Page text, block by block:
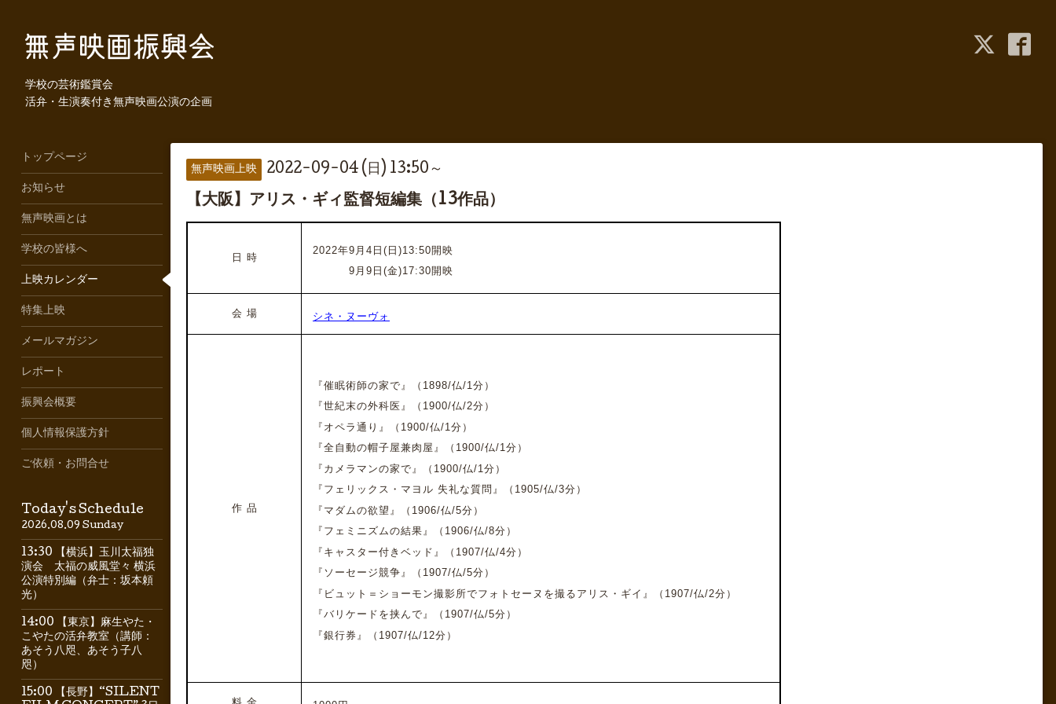
学校の芸術鑑賞会
活弁・生演奏付き無声映画公演の企画
無声映画上映 2022-09-04 (日) 13:50～
【大阪】アリス・ギィ監督短編集（13作品）
日 時
2022年9月4日(日)13:50開映
9 月9日(金)17:30開映
会 場 シネ・ヌーヴォ
作 品
『催眠術師の家で』（1898/仏/1分）
『世紀末の外科医』（1900/仏/2分）
『オペラ通り』
（1900/仏/1分）
『全自動の帽子屋兼肉屋』
（1900/仏/1分）
『カメラマンの家で』
（1900/仏/1分）
『フェリックス・マヨル 失礼な質問』
（1905/仏/3分）
『マダムの欲望』
（1906/仏/5分）
『フェミニズムの結果』
（1906/仏/8分）
『キャスター付きベッド』
（1907/仏/4分）
『ソーセージ競争』
（1907/仏/5分）
『ビュット＝ショーモン撮影所でフォトセーヌを撮るアリス・ギイ 』
（1907/仏/2分）
『バリケードを挟んで』
（1907/仏/5分）
『銀行券』
（1907/仏/12分）
トップページ
お知らせ
無声映画とは
学校の皆様へ
上映カレンダー
特集上映
メールマガジン
レポート
振興会概要
個人情報保護方針
ご依頼・お問合せ
Today's Schedule
2026.08.09 Sunday
13:30 【横浜】玉川太福独
演会 太福の威風堂々 横浜
公演特別編（弁士：坂本頼
光）
14:00 【東京】麻生やた・
こやたの活弁教室（講師：
あそう八咫、あそう子八
咫）
15:00 【長野】“SILENT